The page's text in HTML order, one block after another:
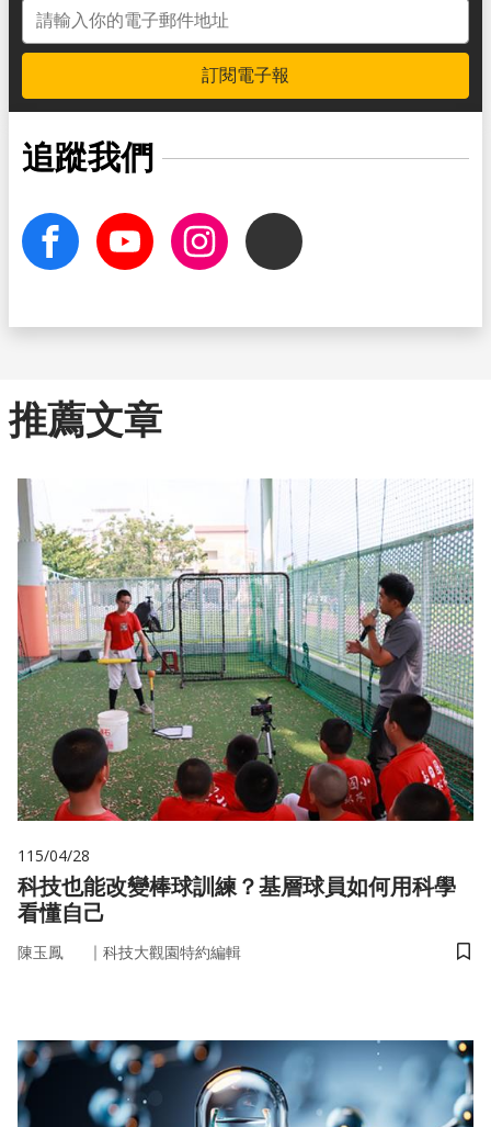
電子郵件地址
訂閱電子報
追蹤我們
facebook Youtube InstagramThreads
推薦文章
115/04/28
科技也能改變棒球訓練？基層球員如何用科學
看懂自己
陳玉鳳 ｜ 科技大觀園特約編輯
儲